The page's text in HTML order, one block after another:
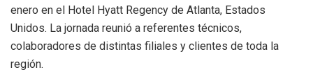
enero en el Hotel Hyatt Regency de Atlanta, Estados
Unidos. La jornada reunió a referentes técnicos,
colaboradores de distintas filiales y clientes de toda la
región.